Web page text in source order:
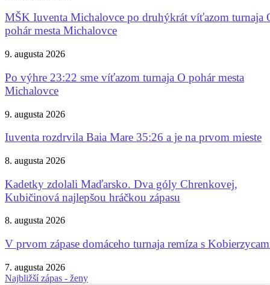
MŠK Iuventa Michalovce po druhýkrát víťazom turnaja
pohár mesta Michalovce
9. augusta 2026
Po výhre 23:22 sme víťazom turnaja O pohár mesta
Michalovce
9. augusta 2026
Iuventa rozdrvila Baia Mare 35:26 a je na prvom mieste
8. augusta 2026
Kadetky zdolali Maďarsko. Dva góly Chrenkovej,
Kubičinová najlepšou hráčkou zápasu
8. augusta 2026
V prvom zápase domáceho turnaja remíza s
7. augusta 2026
Najbližší zápas - ženy